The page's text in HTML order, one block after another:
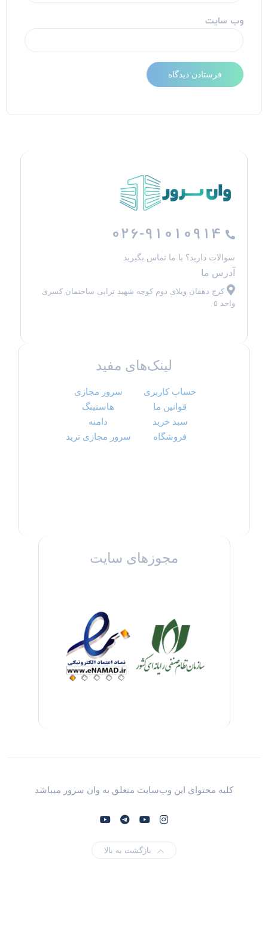
وب‌ سایت
026-91010914
سوالات دارید؟ با ما تماس بگیرید
آدرس ما
کرج دهقان ویلای دوم کوچه شهید ترابی ساختمان کسری
واحد ۵
لینک‌های مفید
حساب کاربری
قوانین ما
سبد خرید
فروشگاه
سرور مجازی
هاستینگ
دامنه
سرور مجازی ترید
مجوزهای سایت
کلیه محتوای این وب‌سایت متعلق به وان سرور میباشد
بازگشت به بالا